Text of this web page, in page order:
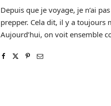
Depuis que je voyage, je n’ai
prepper. Cela dit, il y a toujours
Aujourd’hui, on voit ensemble